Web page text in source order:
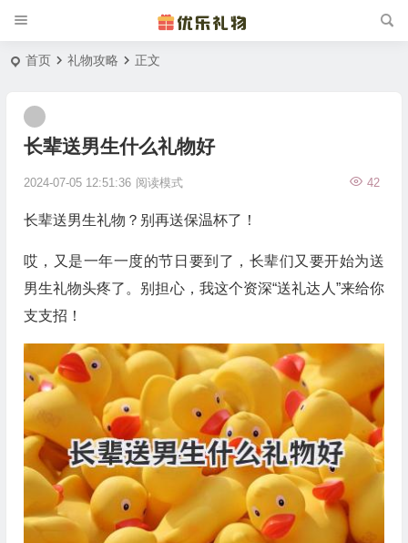
首页 礼物攻略 正文
长辈送男生什么礼物好
2024-07-05 12:51:36 42
阅读模式
长辈送男生礼物？别再送保温杯了！
哎，又是一年一度的节日要到了，长辈们又要开始为送
男生礼物头疼了。别担心，我这个资深“送礼达人”来给你
支支招！